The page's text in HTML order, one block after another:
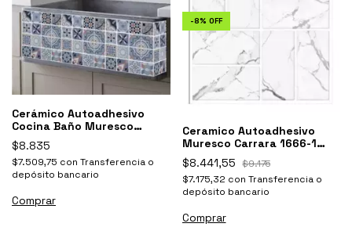
Cerámico Autoadhesivo
Cocina Baño Muresco
Calcareo 16581
$8.835
$7.509,75 con Transferencia o
depósito bancario
-8% OFF
Ceramico Autoadhesivo
Muresco Carrara 1666-1
Color Blanco
$8.441,55 $9.175
$7.175,32 con Transferencia o
depósito bancario